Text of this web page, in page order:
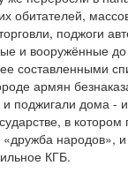
обитателей,
поджоги
и вооружённые до
составленными
армян
поджигали дома -
в
народов»,
КГБ.